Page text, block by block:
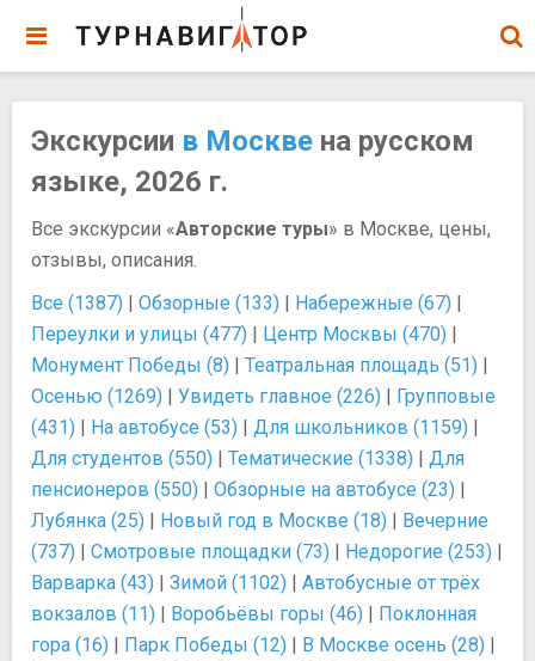
Экскурсии в Москве на русском
языке, 2026 г.
Все экскурсии «Авторские туры» в Москве, цены,
отзывы, описания.
Все (1387) | Обзорные (133) | Набережные (67) |
Переулки и улицы (477) | Центр Москвы (470) |
Монумент Победы (8) | Театральная площадь (51) |
Осенью (1269) | Увидеть главное (226) | Групповые
(431) | На автобусе (53) | Для школьников (1159) |
Для студентов (550) | Тематические (1338) | Для
пенсионеров (550) | Обзорные на автобусе (23) |
Лубянка (25) | Новый год в Москве (18) | Вечерние
(737) | Смотровые площадки (73) | Недорогие (253) |
Варварка (43) | Зимой (1102) | Автобусные от трёх
вокзалов (11) | Воробьёвы горы (46) | Поклонная
гора (16) | Парк Победы (12) | В Москве осень (28) |